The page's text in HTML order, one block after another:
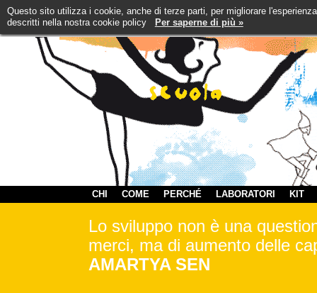
Questo sito utilizza i cookie, anche di terze parti, per migliorare
descritti nella nostra cookie policy
Per saperne di più »
CHI COME PERCHÉ LABORATORI KIT
Lo sviluppo non è una
merci, ma di aumento delle
AMARTYA SEN